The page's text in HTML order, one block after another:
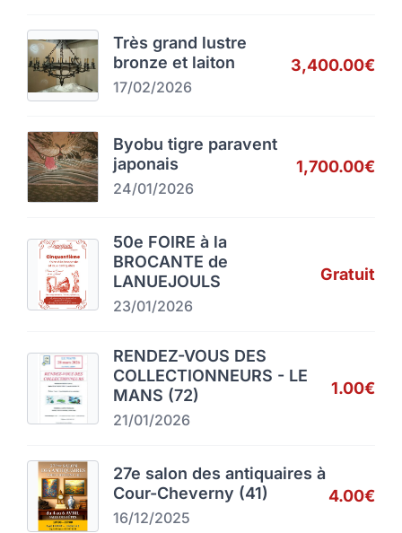
Très grand lustre
bronze et laiton
17/02/2026
3,400.00€
Byobu tigre paravent
japonais
24/01/2026
1,700.00€
50e FOIRE à la
BROCANTE de
LANUEJOULS
23/01/2026
Gratuit
RENDEZ-VOUS DES
COLLECTIONNEURS - LE
MANS (72)
21/01/2026
1.00€
27e salon des antiquaires à
Cour-Cheverny (41)
16/12/2025
4.00€